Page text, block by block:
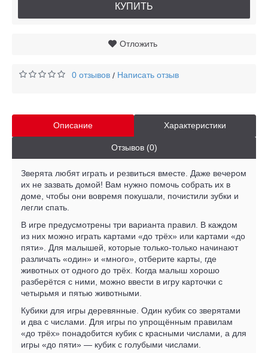
КУПИТЬ
Отложить
0 отзывов / Написать отзыв
Описание Характеристики
Отзывов (0)
Зверята любят играть и резвиться вместе. Даже вечером
их не зазвать домой! Вам нужно помочь собрать их в
доме, чтобы они вовремя покушали, почистили зубки и
легли спать.
В игре предусмотрены три варианта правил. В каждом
из них можно играть картами «до трёх» или картами «до
пяти». Для малышей, которые только-только начинают
различать «один» и «много», отберите карты, где
животных от одного до трёх. Когда малыш хорошо
разберётся с ними, можно ввести в игру карточки с
четырьмя и пятью животными.
Кубики для игры деревянные. Один кубик со зверятами
и два с числами. Для игры по упрощённым правилам
«до трёх» понадобится кубик с красными числами, а для
игры «до пяти» — кубик с голубыми числами.